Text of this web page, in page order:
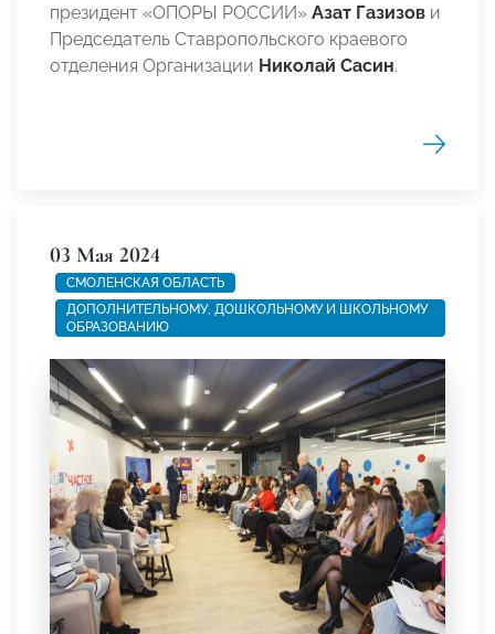
президент «ОПОРЫ РОССИИ» Азат Газизов и
Председатель Ставропольского краевого
отделения Организации Николай Сасин.
03 Мая 2024
СМОЛЕНСКАЯ ОБЛАСТЬ
ДОПОЛНИТЕЛЬНОМУ, ДОШКОЛЬНОМУ И ШКОЛЬНОМУ
ОБРАЗОВАНИЮ